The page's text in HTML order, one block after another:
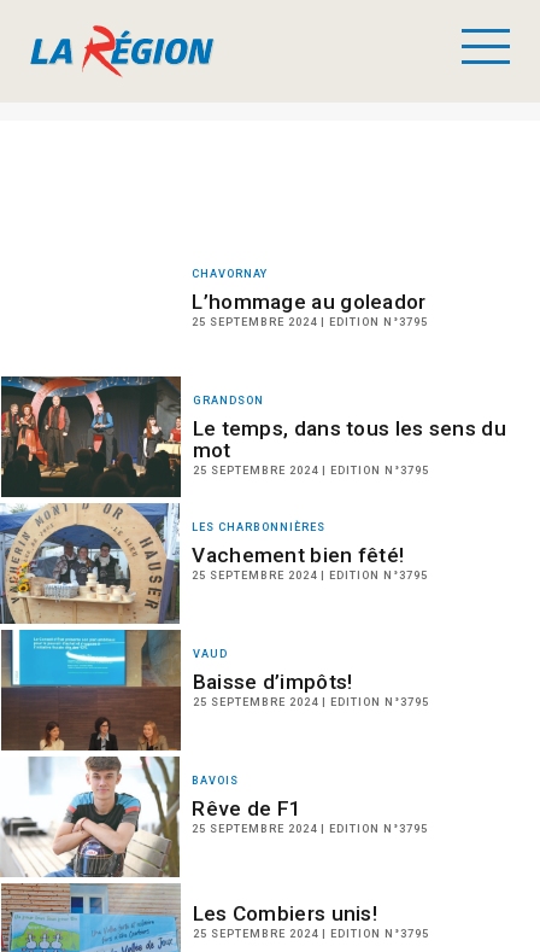
CHAVORNAY
L’hommage au goleador
25 SEPTEMBRE 2024 | EDITION N°3795
GRANDSON
Le temps, dans tous les sens du
mot
25 SEPTEMBRE 2024 | EDITION N°3795
LES CHARBONNIÈRES
Vachement bien fêté!
25 SEPTEMBRE 2024 | EDITION N°3795
VAUD
Baisse d’impôts!
25 SEPTEMBRE 2024 | EDITION N°3795
BAVOIS
Rêve de F1
25 SEPTEMBRE 2024 | EDITION N°3795
Les Combiers unis!
25 SEPTEMBRE 2024 | EDITION N°3795